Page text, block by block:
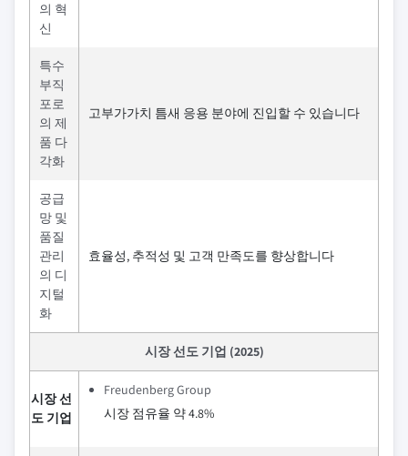
의 혁
신
특수
부직
포로
의 제
품 다
각화
고부가가치 틈새 응용 분야에 진입할 수 있습니다
공급
망 및
품질
관리
의 디
지털
화
효율성, 추적성 및 고객 만족도를 향상합니다
시장 선도 기업 (2025)
시장 선
도 기업
Freudenberg Group
시장 점유율 약 4.8%